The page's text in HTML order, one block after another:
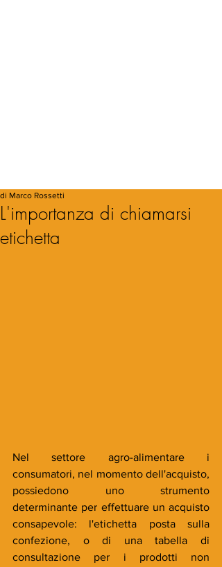
L'importanza di chiamarsi
etichetta
di Marco Rossetti
Nel settore agro-alimentare i
consumatori, nel momento dell'acquisto,
possiedono uno strumento
determinante per effettuare un acquisto
consapevole: l'etichetta posta sulla
confezione, o di una tabella di
consultazione per i prodotti non